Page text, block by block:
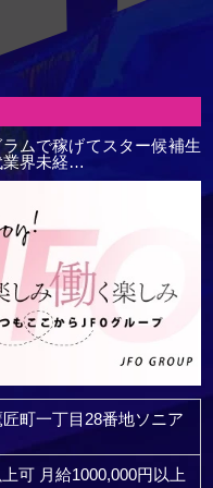
ムで稼げてスター候補生
業界未経…
町一丁目28番地ソニア
可 月給1000,000円以上